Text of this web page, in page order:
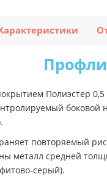
Полиэстер
боковой
повторяемый
металл средней
серый).